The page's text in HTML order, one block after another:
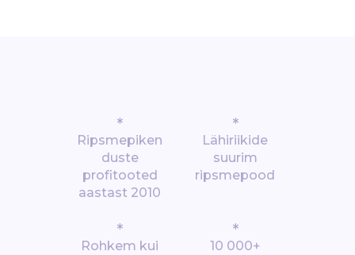
*
Ripsmepiken
duste
profitooted
aastast 2010
*
Lähiriikide
suurim
ripsmepood
*
Rohkem kui
*
10 000+